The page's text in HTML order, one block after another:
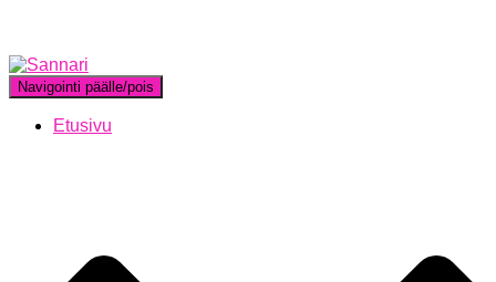
Navigointi päälle/pois
Etusivu